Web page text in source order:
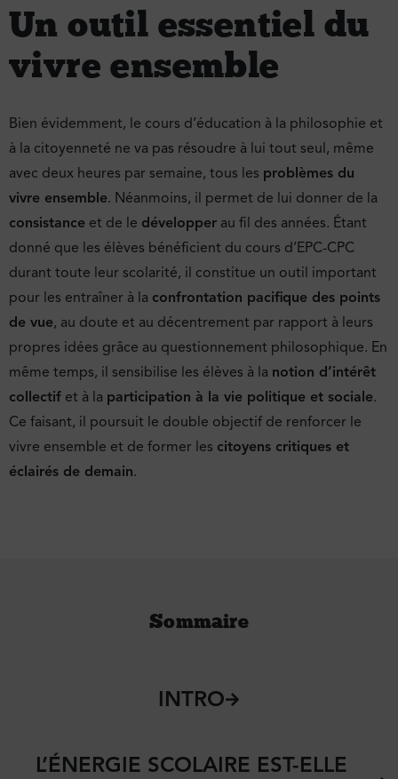
Un outil essentiel du
vivre ensemble
Bien évidemment, le cours d’éducation à la philosophie et
à la citoyenneté ne va pas résoudre à lui tout seul, même
avec deux heures par semaine, tous les problèmes du
vivre ensemble. Néanmoins, il permet de lui donner de la
consistance et de le développer au fil des années. Étant
donné que les élèves bénéficient du cours d’EPC-CPC
durant toute leur scolarité, il constitue un outil important
pour les entraîner à la confrontation pacifique des points
de vue, au doute et au décentrement par rapport à leurs
propres idées grâce au questionnement philosophique. En
même temps, il sensibilise les élèves à la notion d’intérêt
collectif et à la participation à la vie politique et sociale.
Ce faisant, il poursuit le double objectif de renforcer le
vivre ensemble et de former les citoyens critiques et
éclairés de demain.
Sommaire
INTRO
L’ÉNERGIE SCOLAIRE EST-ELLE